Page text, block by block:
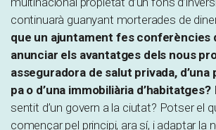
continuarà guanyant morterades de
que un ajuntament fes conferències
anunciar els avantatges dels nous
asseguradora de salut privada,
pa o d’una immobiliària d’habitatges?
sentit d’un govern a la ciutat? Potser el
començar pel principi, ara sí, i adaptar la